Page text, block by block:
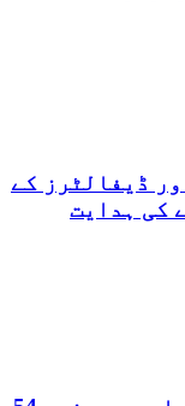
ڈیفالٹرز کے
کی ہدایت